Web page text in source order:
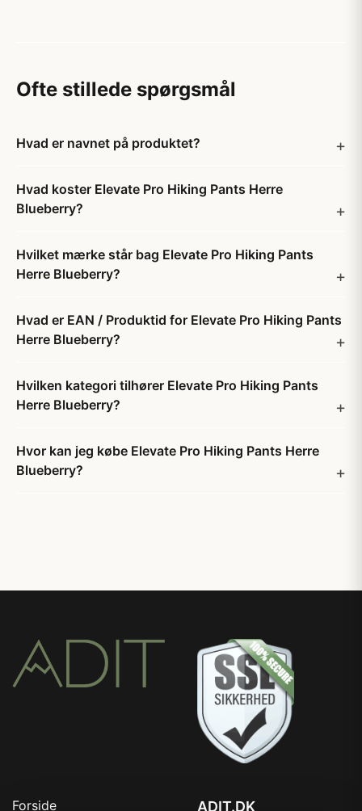
Ofte stillede spørgsmål
Hvad er navnet på produktet?
Hvad koster Elevate Pro Hiking Pants Herre
Blueberry?
Hvilket mærke står bag Elevate Pro Hiking Pants
Herre Blueberry?
Hvad er EAN / Produktid for Elevate Pro Hiking Pants
Herre Blueberry?
Hvilken kategori tilhører Elevate Pro Hiking Pants
Herre Blueberry?
Hvor kan jeg købe Elevate Pro Hiking Pants Herre
Blueberry?
Forside ADIT.DK